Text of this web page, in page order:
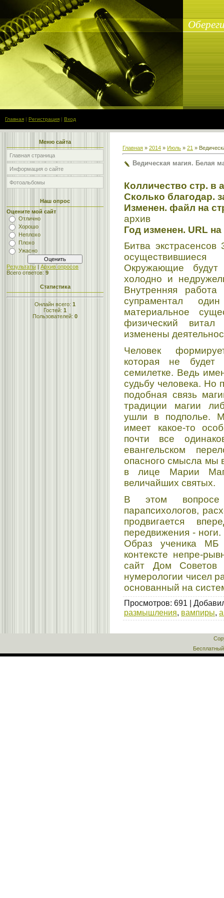
Главная | Регистрация | Вход
Меню сайта
Главная страница
Информация о сайте
Фотоальбомы
Наш опрос
Оцените мой сайт
Отлично
Хорошо
Неплохо
Плохо
Ужасно
Результаты | Архив опросов
Всего ответов: 9
Статистика
Онлайн всего: 1
Гостей: 1
Пользователей: 0
Главная » 2014 » Июль » 21 »
Ведическая магия. Белая
Колличество стр. в
Сколько благодар.
Изменен. файл на
архив
Год изменен. URL
Битва
Окружающие будут
холодно и
Внутренняя работа
супраментал
материальное
физический
изменены
Человек
которая не будет
семилетке. Ведь
судьбу человека. Но
подобная связь
традиции магии
ушли в подполье.
имеет какое-то
почти все
евангельском
опасного смысла мы
в лице Марии
величайших святых.
В этом
парапсихологов,
продвигается
передвижения -
Образ ученика
контексте непре-
сайт Дом Советов
нумерологии чисел
основанный на
Просмотров: 691 |
размышления, вампиры,